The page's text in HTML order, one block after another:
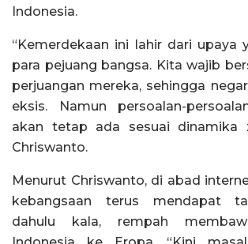
Indonesia.
“Kemerdekaan ini lahir dari upaya
para pejuang bangsa. Kita wajib
perjuangan mereka, sehingga
eksis. Namun persoalan-
akan tetap ada sesuai dinamika
Chriswanto.
Menurut Chriswanto, di abad
kebangsaan terus mendapat
dahulu kala, rempah